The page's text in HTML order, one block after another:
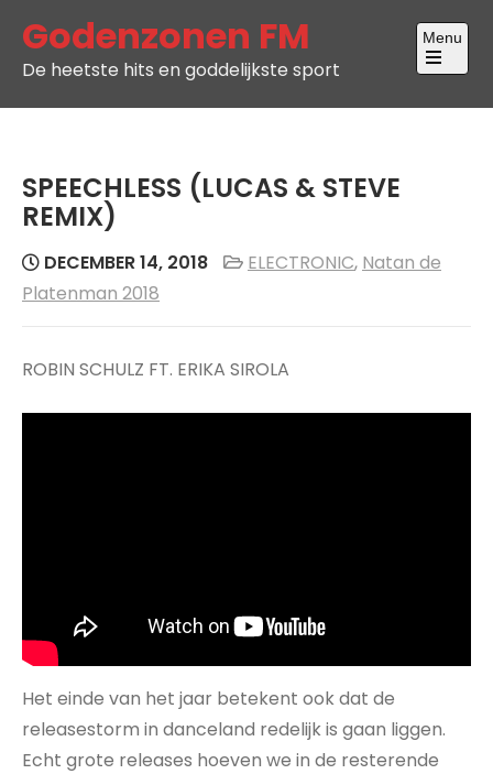
content
Godenzonen FM
De heetste hits en goddelijkste sport
Menu
Open
main
SPEECHLESS (LUCAS & STEVE
REMIX)
DECEMBER 14, 2018 ELECTRONIC, Natan de
Platenman 2018
ROBIN SCHULZ FT. ERIKA SIROLA
Het einde van het jaar betekent ook dat de
releasestorm in danceland redelijk is gaan liggen.
Echt grote releases hoeven we in de resterende